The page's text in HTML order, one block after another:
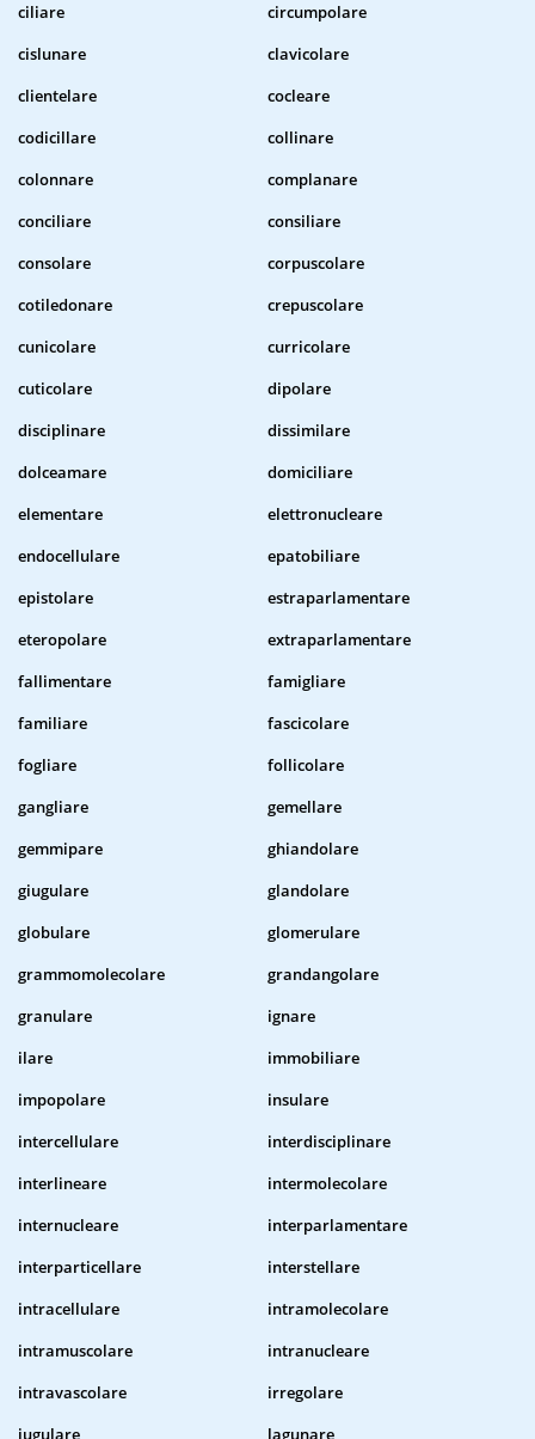
ciliare
circumpolare
cislunare
clavicolare
clientelare
cocleare
codicillare
collinare
colonnare
complanare
conciliare
consiliare
consolare
corpuscolare
cotiledonare
crepuscolare
cunicolare
curricolare
cuticolare
dipolare
disciplinare
dissimilare
dolceamare
domiciliare
elementare
elettronucleare
endocellulare
epatobiliare
epistolare
estraparlamentare
eteropolare
extraparlamentare
fallimentare
famigliare
familiare
fascicolare
fogliare
follicolare
gangliare
gemellare
gemmipare
ghiandolare
giugulare
glandolare
globulare
glomerulare
grammomolecolare
grandangolare
granulare
ignare
ilare
immobiliare
impopolare
insulare
intercellulare
interdisciplinare
interlineare
intermolecolare
internucleare
interparlamentare
interparticellare
interstellare
intracellulare
intramolecolare
intramuscolare
intranucleare
intravascolare
irregolare
iugulare
lagunare